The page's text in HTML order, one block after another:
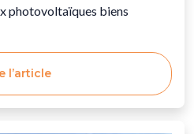
photovoltaïques biens
l’article